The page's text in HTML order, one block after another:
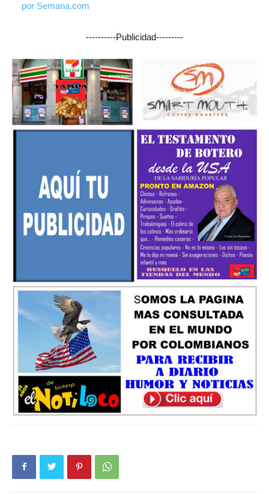
por Semana.com
----------Publicidad---------